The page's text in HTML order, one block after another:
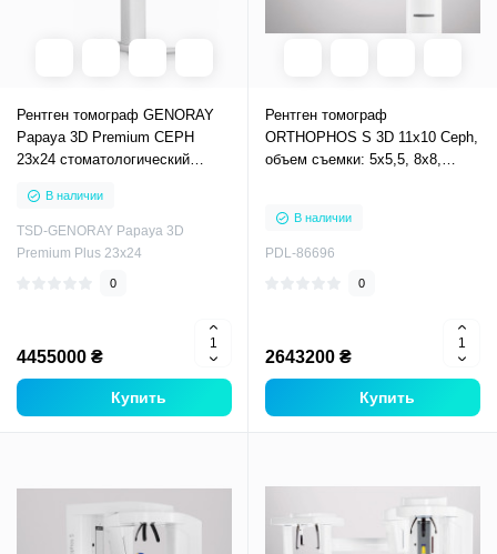
Рентген томограф GENORAY
Papaya 3D Premium CEPH
23x24 стоматологический
В наличии
TSD-GENORAY Papaya 3D
Premium Plus 23x24
0
4455000 ₴
Купить
Рентген томограф
ORTHOPHOS S 3D 11х10 Ceph,
объем съемки: 5х5,5, 8х8,
компьютерный томограф
В наличии
PDL-86696
0
2643200 ₴
Купить